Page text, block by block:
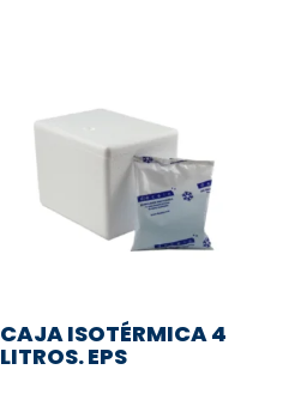
CAJA ISOTÉRMICA 4
LITROS. EPS